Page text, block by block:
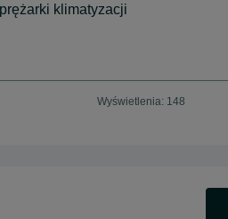
klimatyzacji
Wyświetlenia: 148